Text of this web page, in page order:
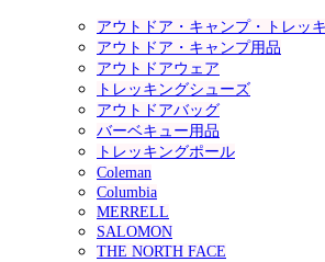
アウトドア・キャンプ・トレッ
アウトドア・キャンプ用品
アウトドアウェア
トレッキングシューズ
アウトドアバッグ
バーベキュー用品
トレッキングポール
Coleman
Columbia
MERRELL
SALOMON
THE NORTH FACE